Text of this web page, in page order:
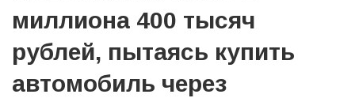
миллиона 400 тысяч
рублей, пытаясь купить
автомобиль через